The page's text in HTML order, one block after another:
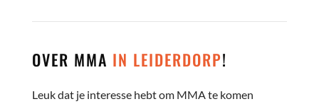
OVER MMA IN LEIDERDORP!
Leuk dat je interesse hebt om MMA te komen